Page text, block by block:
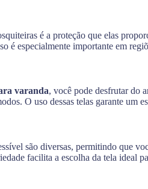
é a proteção que elas
é especialmente importante em
varanda, você pode desfrutar do
O uso dessas telas garante
são diversas, permitindo que
facilita a escolha da tela ideal